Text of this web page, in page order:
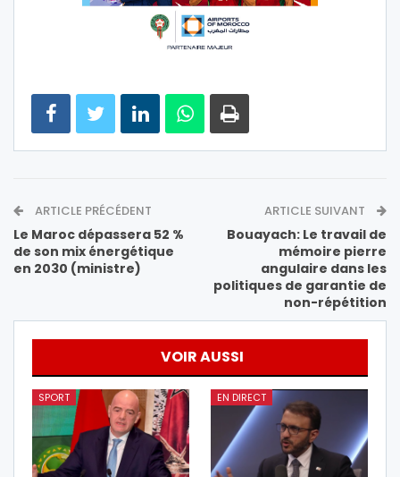
ARTICLE PRÉCÉDENT
Le Maroc dépassera 52 %
de son mix énergétique
en 2030 (ministre)
ARTICLE SUIVANT
Bouayach: Le travail de
mémoire pierre
angulaire dans les
politiques de garantie de
non-répétition
VOIR AUSSI
SPORT EN DIRECT